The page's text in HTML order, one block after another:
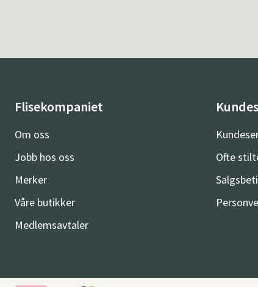
Flisekompaniet
Om oss
Jobb hos oss
Merker
Våre butikker
Medlemsavtaler
Ofte